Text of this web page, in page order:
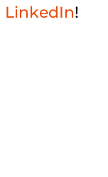
LinkedIn!